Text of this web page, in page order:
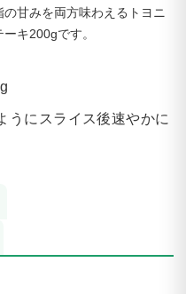
甘みを両方味わえるトヨニ
キ200gです。
うにスライス後速やかに